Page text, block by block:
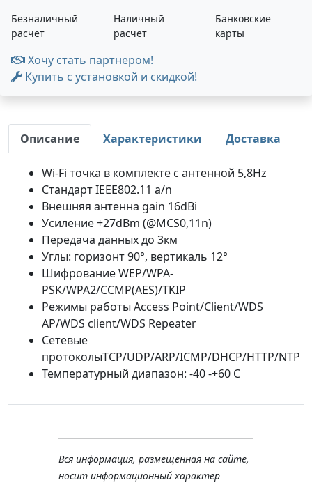
Безналичный
расчет
Наличный
расчет
Банковские
карты
Хочу стать партнером!
Купить с установкой и скидкой!
Описание Характеристики Доставка
Wi-Fi точка в комплекте с антенной 5,8Hz
Стандарт IEEE802.11 a/n
Внешняя антенна gain 16dBi
Усиление +27dBm (@MCS0,11n)
Передача данных до 3км
Углы: горизонт 90°, вертикаль 12°
Шифрование WEP/WPA-
PSK/WPA2/CCMP(AES)/TKIP
Режимы работы Access Point/Client/WDS
AP/WDS client/WDS Repeater
Сетевые
протоколыTCP/UDP/ARP/ICMP/DHCP/HTTP/NTP
Температурный диапазон: -40 -+60 С
Вся информация, размещенная на сайте,
носит информационный характер